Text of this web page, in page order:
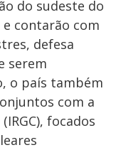
do sudeste do
contarão com
defesa
serem
o país também
com a
focados